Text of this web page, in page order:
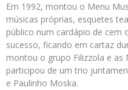
Em 1992, montou o Menu
músicas próprias, esquetes
público num cardápio de cem
sucesso, ficando em cartaz
montou o grupo Filizzola e as
participou de um trio
e Paulinho Moska.